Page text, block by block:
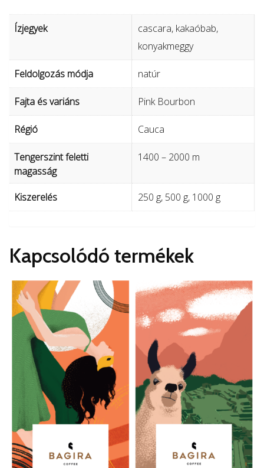
Ízjegyek
cascara, kakaóbab,
konyakmeggy
Feldolgozás módja natúr
Fajta és variáns Pink Bourbon
Régió Cauca
Tengerszint feletti
magasság
1400 – 2000 m
Kiszerelés 250 g, 500 g, 1000 g
Kapcsolódó termékek